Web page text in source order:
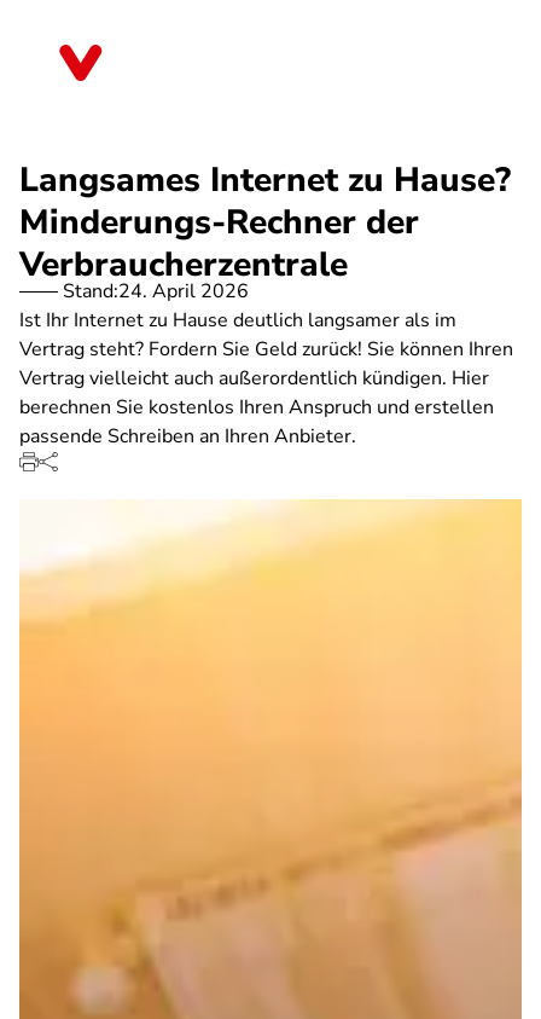
Langsames Internet zu Hause?
Minderungs-Rechner der
Verbraucherzentrale
Stand:24. April 2026
Ist Ihr Internet zu Hause deutlich langsamer als im
Vertrag steht? Fordern Sie Geld zurück! Sie können Ihren
Vertrag vielleicht auch außerordentlich kündigen. Hier
berechnen Sie kostenlos Ihren Anspruch und erstellen
passende Schreiben an Ihren Anbieter.